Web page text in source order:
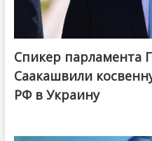
Спикер парламента
Саакашвили
РФ в Украину